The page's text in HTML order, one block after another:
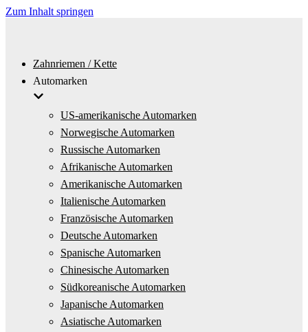
Zum Inhalt springen
Zahnriemen / Kette
Automarken
US-amerikanische Automarken
Norwegische Automarken
Russische Automarken
Afrikanische Automarken
Amerikanische Automarken
Italienische Automarken
Französische Automarken
Deutsche Automarken
Spanische Automarken
Chinesische Automarken
Südkoreanische Automarken
Japanische Automarken
Asiatische Automarken